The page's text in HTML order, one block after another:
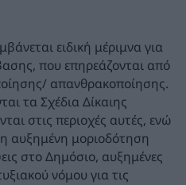
ειδική μέριμνα για
που επηρεάζονται από
απανθρακοποίησης.
τα Σχέδια Δίκαιης
στις περιοχές αυτές, ενώ
αυξημένη μοριοδότηση
στο Δημόσιο, αυξημένες
νόμου για τις